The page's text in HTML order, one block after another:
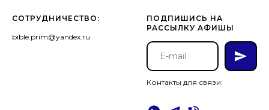
СОТРУДНИЧЕСТВО:
bible.prim@yandex.ru
ПОДПИШИСЬ НА
РАССЫЛКУ АФИШЫ
Контакты для связи: